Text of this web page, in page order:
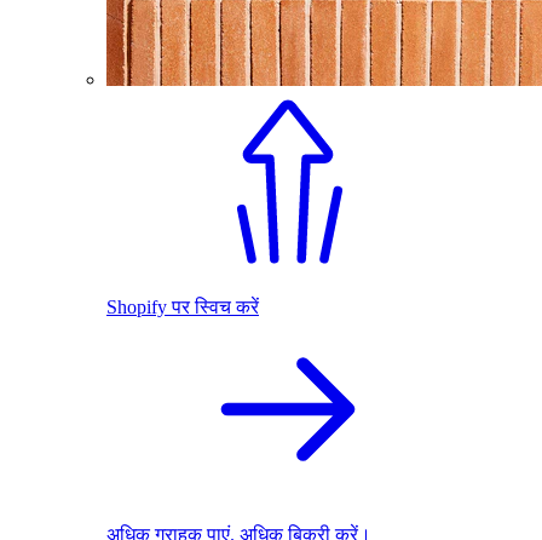
Shopify पर स्विच करें
अधिक ग्राहक पाएं. अधिक बिक्री करें।